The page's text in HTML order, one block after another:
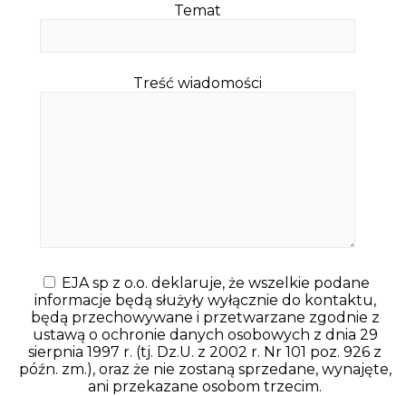
Temat
Treść wiadomości
EJA sp z o.o. deklaruje, że wszelkie podane
informacje będą służyły wyłącznie do kontaktu,
będą przechowywane i przetwarzane zgodnie z
ustawą o ochronie danych osobowych z dnia 29
sierpnia 1997 r. (tj. Dz.U. z 2002 r. Nr 101 poz. 926 z
późn. zm.), oraz że nie zostaną sprzedane, wynajęte,
ani przekazane osobom trzecim.